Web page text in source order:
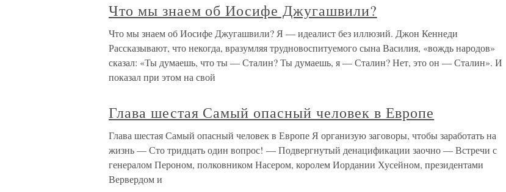
Что мы знаем об Иосифе Джугашвили?
Что мы знаем об Иосифе Джугашвили? Я — идеалист без иллюзий. Джон Кеннеди
Рассказывают, что некогда, вразумляя трудновоспитуемого сына Василия, «вождь народов»
сказал: «Ты думаешь, что ты — Сталин? Ты думаешь, я — Сталин? Нет, это он — Сталин». И
показал при этом на свой
Глава шестая Самый опасный человек в Европе
Глава шестая Самый опасный человек в Европе Я организую заговоры, чтобы заработать на
жизнь — Сто тридцать один вопрос! — Подвергнутый денацификации заочно — Встречи с
генералом Пероном, полковником Насером, королем Иордании Хусейном, президентами
Вервердом и